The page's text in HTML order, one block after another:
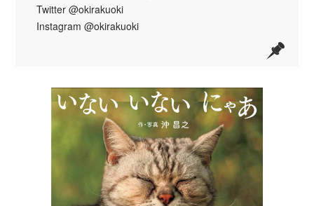
Twitter @okirakuoki
Instagram @okirakuoki